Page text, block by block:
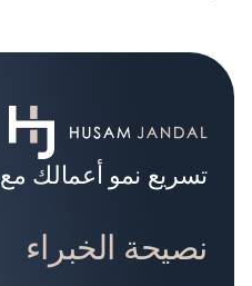
تسريع نمو أعمالك مع
نصيحة الخبراء